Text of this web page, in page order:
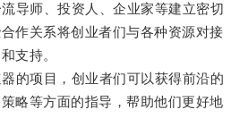
师、投资人、企业家等建立密切
作关系将创业者们与各种资源对接
支持。
项目，创业者们可以获得前沿的
略等方面的指导，帮助他们更好地